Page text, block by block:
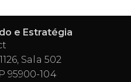
e Estratégia
Sala 502
95900-104